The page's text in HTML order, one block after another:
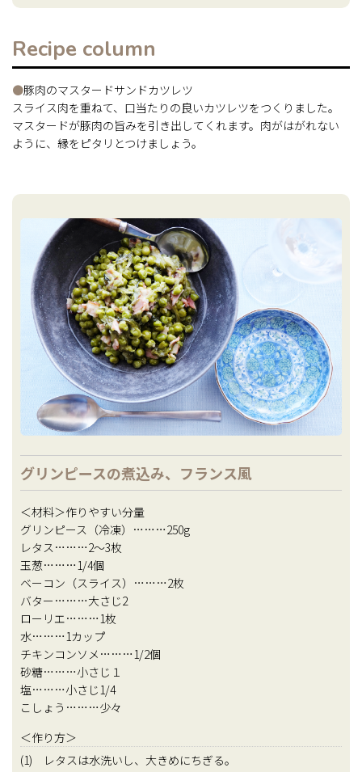
Recipe column
●豚肉のマスタードサンドカツレツ
スライス肉を重ねて、口当たりの良いカツレツをつくりました。
マスタードが豚肉の旨みを引き出してくれます。肉がはがれない
ように、縁をピタリとつけましょう。
グリンピースの煮込み、フランス風
＜材料＞作りやすい分量
グリンピース（冷凍）………250g
レタス………2～3枚
玉葱………1/4個
ベーコン（スライス）………2枚
バター………大さじ2
ローリエ………1枚
水………1カップ
チキンコンソメ………1/2個
砂糖………小さじ１
塩………小さじ1/4
こしょう………少々
＜作り方＞
(1) レタスは水洗いし、大きめにちぎる。